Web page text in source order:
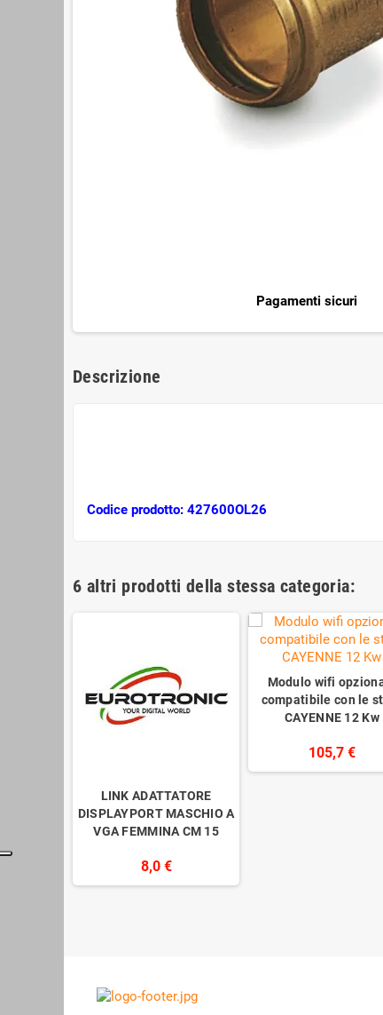
Pagamenti sicuri
Descrizione
Codice prodotto: 427600OL26
6 altri prodotti della stessa categoria:
LINK ADATTATORE
DISPLAYPORT MASCHIO A
VGA FEMMINA CM 15
8,0 €
Modulo wifi
compatibile con le
CAYENNE 12 Kw
105,7 €